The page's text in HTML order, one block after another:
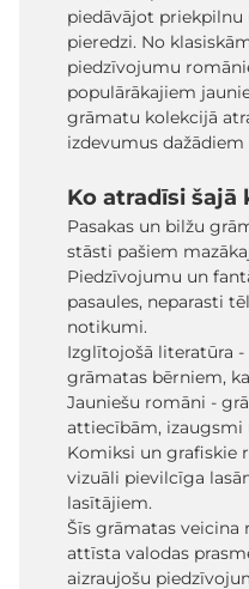
piedāvājot priekpilnu
pieredzi. No
piedzīvojumu
populārākajiem
grāmatu kolekcijā
izdevumus
Ko atradīsi šajā
Pasakas un bilžu
stāsti pašiem
Piedzīvojumu un
pasaules, neparasti
notikumi.
Izglītojošā literatūra
grāmatas bērniem,
Jauniešu romāni -
attiecībām, izaugsmi
Komiksi un grafiskie
vizuāli pievilcīga
lasītājiem.
Šīs grāmatas veicina
attīsta valodas
aizraujošu